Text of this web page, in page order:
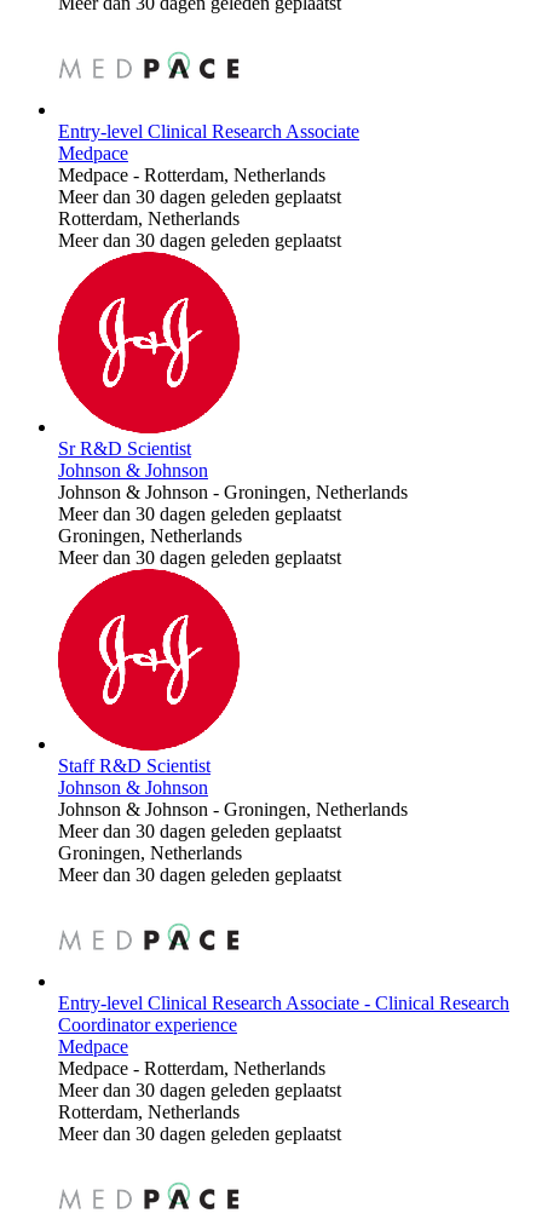
Entry-level Clinical Research Associate
Medpace
Medpace - Rotterdam, Netherlands
Meer dan 30 dagen geleden geplaatst
Rotterdam, Netherlands
Meer dan 30 dagen geleden geplaatst
Sr R&D Scientist
Johnson & Johnson
Johnson & Johnson - Groningen, Netherlands
Meer dan 30 dagen geleden geplaatst
Groningen, Netherlands
Meer dan 30 dagen geleden geplaatst
Staff R&D Scientist
Johnson & Johnson
Johnson & Johnson - Groningen, Netherlands
Meer dan 30 dagen geleden geplaatst
Groningen, Netherlands
Meer dan 30 dagen geleden geplaatst
Entry-level Clinical Research Associate - Clinical Research
Coordinator experience
Medpace
Medpace - Rotterdam, Netherlands
Meer dan 30 dagen geleden geplaatst
Rotterdam, Netherlands
Meer dan 30 dagen geleden geplaatst